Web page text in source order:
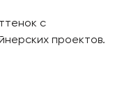
с
проектов.